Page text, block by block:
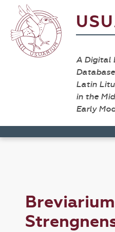
A Digital
Latin
in the
Early
Breviarium